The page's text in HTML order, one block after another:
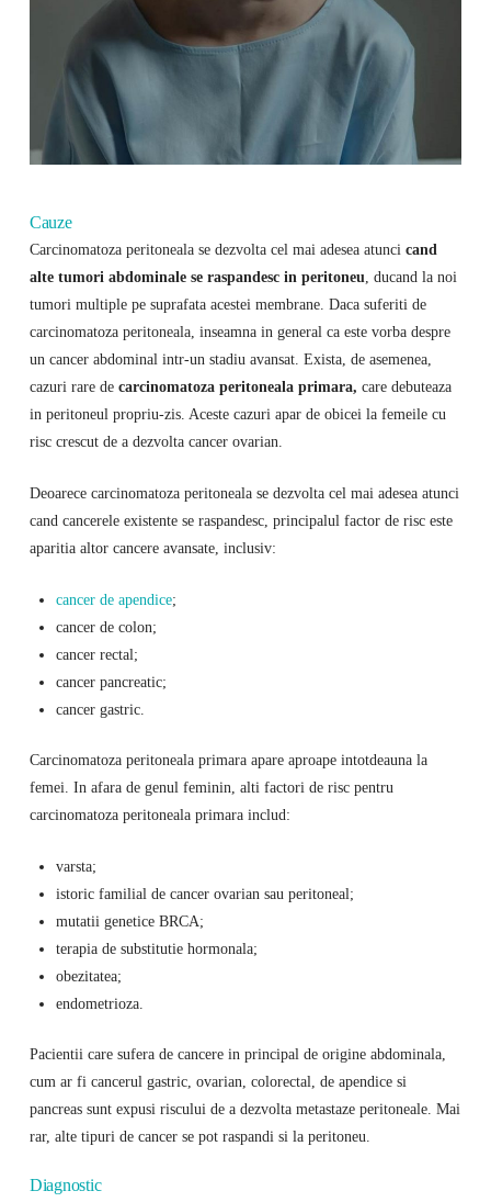
Cauze
Carcinomatoza peritoneala se dezvolta cel mai adesea atunci cand
alte tumori abdominale se raspandesc in peritoneu, ducand la noi
tumori multiple pe suprafata acestei membrane. Daca suferiti de
carcinomatoza peritoneala, inseamna in general ca este vorba despre
un cancer abdominal intr-un stadiu avansat. Exista, de asemenea,
cazuri rare de carcinomatoza peritoneala primara, care debuteaza
in peritoneul propriu-zis. Aceste cazuri apar de obicei la femeile cu
risc crescut de a dezvolta cancer ovarian.
Deoarece carcinomatoza peritoneala se dezvolta cel mai adesea atunci
cand cancerele existente se raspandesc, principalul factor de risc este
aparitia altor cancere avansate, inclusiv:
cancer de apendice;
cancer de colon;
cancer rectal;
cancer pancreatic;
cancer gastric.
Carcinomatoza peritoneala primara apare aproape intotdeauna la
femei. In afara de genul feminin, alti factori de risc pentru
carcinomatoza peritoneala primara includ:
varsta;
istoric familial de cancer ovarian sau peritoneal;
mutatii genetice BRCA;
terapia de substitutie hormonala;
obezitatea;
endometrioza.
Pacientii care sufera de cancere in principal de origine abdominala,
cum ar fi cancerul gastric, ovarian, colorectal, de apendice si
pancreas sunt expusi riscului de a dezvolta metastaze peritoneale. Mai
rar, alte tipuri de cancer se pot raspandi si la peritoneu.
Diagnostic